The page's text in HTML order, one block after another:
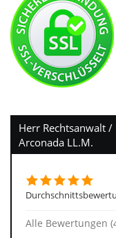
Herr Rechtsanwalt
Arconada LL.M.
Alle Bewertungen